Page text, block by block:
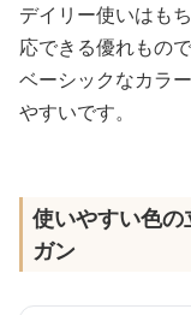
デイリー使いはも
応できる優れもので
ベーシックなカラ
やすいです。
使いやすい色
ガン